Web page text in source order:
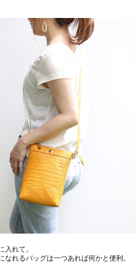
入れて。
なれるバッグは一つあれば何かと便利。